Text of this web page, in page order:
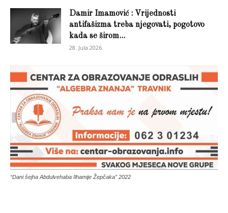
Damir Imamović : Vrijednosti
antifašizma treba njegovati, pogotovo
kada se širom...
28. Jula 2026.
“Dani šejha Abdulvehaba Ilhamije Žepčaka” 2022